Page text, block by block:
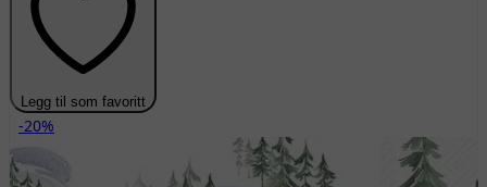
Legg til som favoritt
-20%